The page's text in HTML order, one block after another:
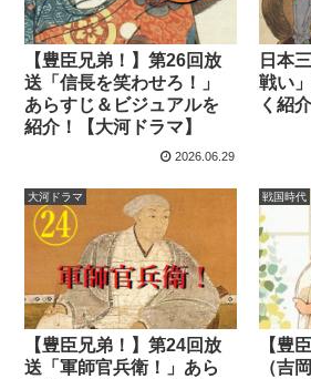
【豊臣兄弟！】第26回放
送「信長を笑わせろ！」
あらすじ＆ビジュアルを
紹介！【大河ドラマ】
2026.06.29
日本
戦い
く紹
大河ドラマ
【豊臣兄弟！】第24回放
送「軍師官兵衛！」あら
戦国時代
【豊
（吉